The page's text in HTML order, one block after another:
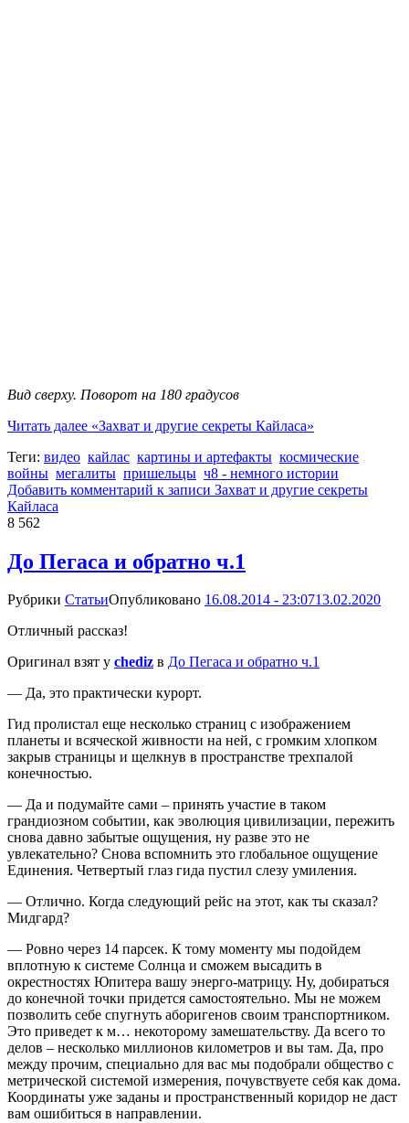
Вид сверху. Поворот на 180 градусов
Читать далее «Захват и другие секреты Кайласа»
Теги: видео кайлас картины и артефакты космические
войны мегалиты пришельцы ч8 - немного истории
Добавить комментарий к записи Захват и другие секреты
Кайласа
8 562
До Пегаса и обратно ч.1
Рубрики СтатьиОпубликовано 16.08.2014 - 23:0713.02.2020
Отличный рассказ!
Оригинал взят у chediz в До Пегаса и обратно ч.1
— Да, это практически курорт.
Гид пролистал еще несколько страниц с изображением
планеты и всяческой живности на ней, с громким хлопком
закрыв страницы и щелкнув в пространстве трехпалой
конечностью.
— Да и подумайте сами – принять участие в таком
грандиозном событии, как эволюция цивилизации, пережить
снова давно забытые ощущения, ну разве это не
увлекательно? Снова вспомнить это глобальное ощущение
Единения. Четвертый глаз гида пустил слезу умиления.
— Отлично. Когда следующий рейс на этот, как ты сказал?
Мидгард?
— Ровно через 14 парсек. К тому моменту мы подойдем
вплотную к системе Солнца и сможем высадить в
окрестностях Юпитера вашу энерго-матрицу. Ну, добираться
до конечной точки придется самостоятельно. Мы не можем
позволить себе спугнуть аборигенов своим транспортником.
Это приведет к м… некоторому замешательству. Да всего то
делов – несколько миллионов километров и вы там. Да, про
между прочим, специально для вас мы подобрали общество с
метрической системой измерения, почувствуете себя как дома.
Координаты уже заданы и пространственный коридор не даст
вам ошибиться в направлении.